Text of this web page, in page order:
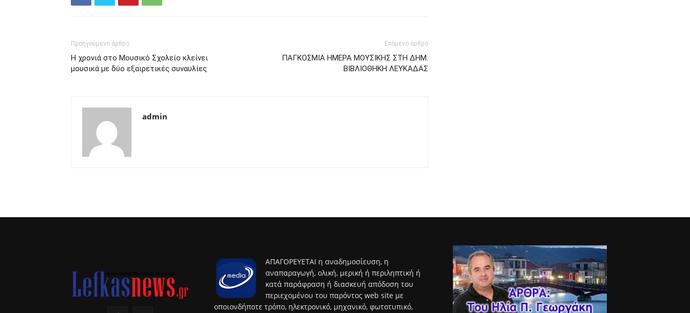
Προηγούμενο άρθρο
Η χρονιά στο Μουσικό Σχολείο κλείνει
μουσικά με δύο εξαιρετικές συναυλίες
Επόμενο άρθρο
ΠΑΓΚΟΣΜΙΑ ΗΜΕΡΑ ΜΟΥΣΙΚΗΣ ΣΤΗ ΔΗΜ.
ΒΙΒΛΙΟΘΗΚΗ ΛΕΥΚΑΔΑΣ
admin
ΑΠΑΓΟΡΕΥΕΤΑΙ η αναδημοσίευση, η
αναπαραγωγή, ολική, μερική ή περιληπτική ή
κατά παράφραση ή διασκευή απόδοση του
περιεχομένου του παρόντος web site με
οποιονδήποτε τρόπο, ηλεκτρονικό, μηχανικό, φωτοτυπικό,